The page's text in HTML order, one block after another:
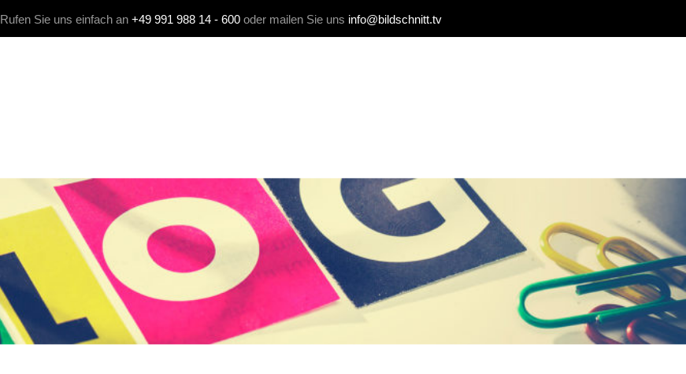
Rufen Sie uns einfach an +49 991 988 14 - 600 oder mailen Sie uns info@bildschnitt.tv
KOMMUNIKATION AGENTUR REFERENZEN BLOG